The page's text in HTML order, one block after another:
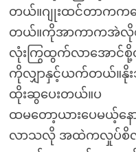
တယ်။ဂျုးထင်တာကက
တယ်။ကိုအာကာကအဲလိုစို့
လုံးကြွထွက်လာအောင်စို့
ကိုလျှာနှင့်ယက်တယ်။နိုး
ထိုးဆွပေးတယ်။ပ
ထမတော့ယားပေမယ့်နေ
လာသလို အထဲကလှုပ်စိလှုပ်စိ